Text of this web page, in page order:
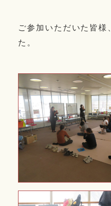
ご参加いただいた皆様
た。